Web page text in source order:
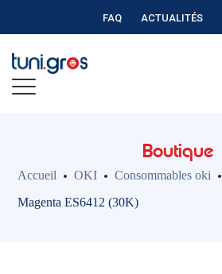
FAQ ACTUALITÉS
Boutique
Accueil OKI Consommables oki
Magenta ES6412 (30K)